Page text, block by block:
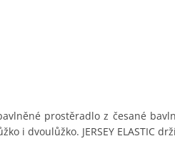
prostěradlo z česané
i dvoulůžko. JERSEY ELASTIC